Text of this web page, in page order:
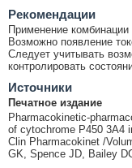
Рекомендации
Применение комбинации
Возможно появление
Следует учитывать
контролировать
Источники
Печатное издание
Pharmacokinetic-
of cytochrome P450 3A4
Clin Pharmacokinet /
GK, Spence JD, Bailey